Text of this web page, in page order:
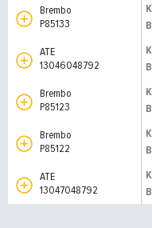
Brembo
P85133
ATE
13046048792
Brembo
P85123
Brembo
P85122
ATE
13047048792